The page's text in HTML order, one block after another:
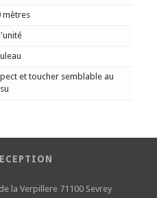
mètres
et toucher semblable au
la Verpillere 71100 Sevrey